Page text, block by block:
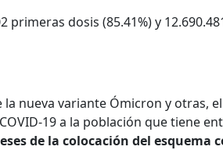
dosis (85.41%) y
nueva variante Ómicron y otras, el
19 a la población que tiene
de la colocación del esquema